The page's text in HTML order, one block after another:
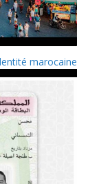
marocaine